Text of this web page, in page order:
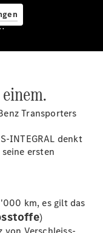
Transporters
INTEGRAL denkt
ersten
km, es gilt das
)